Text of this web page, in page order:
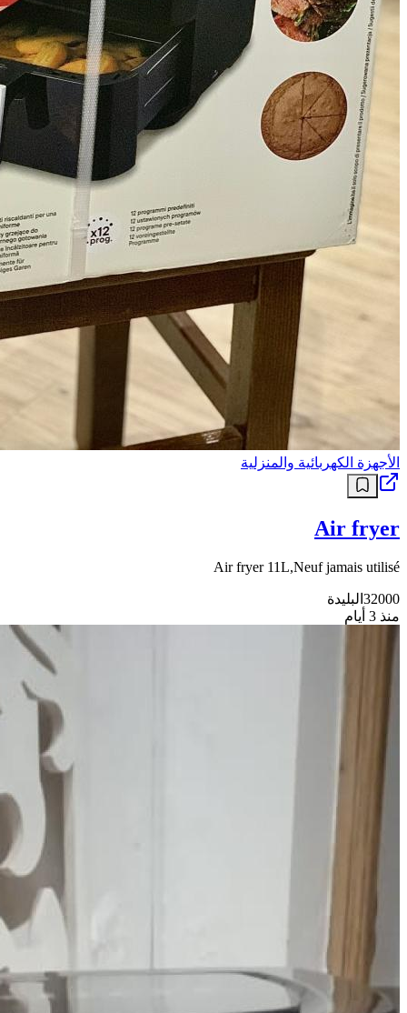
الأجهزة الكهربائية والمنزلية
Air fryer
Air fryer 11L,Neuf jamais utilisé
32000 البليدة
منذ 3 أيام